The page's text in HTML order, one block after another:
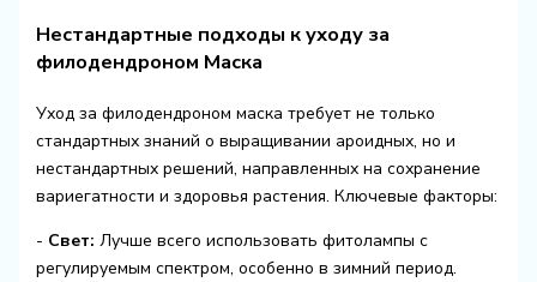
Нестандартные подходы к уходу за
филодендроном Маска
Уход за филодендроном маска требует не только
стандартных знаний о выращивании ароидных, но и
нестандартных решений, направленных на сохранение
вариегатности и здоровья растения. Ключевые факторы:
- Свет: Лучше всего использовать фитолампы с
регулируемым спектром, особенно в зимний период.